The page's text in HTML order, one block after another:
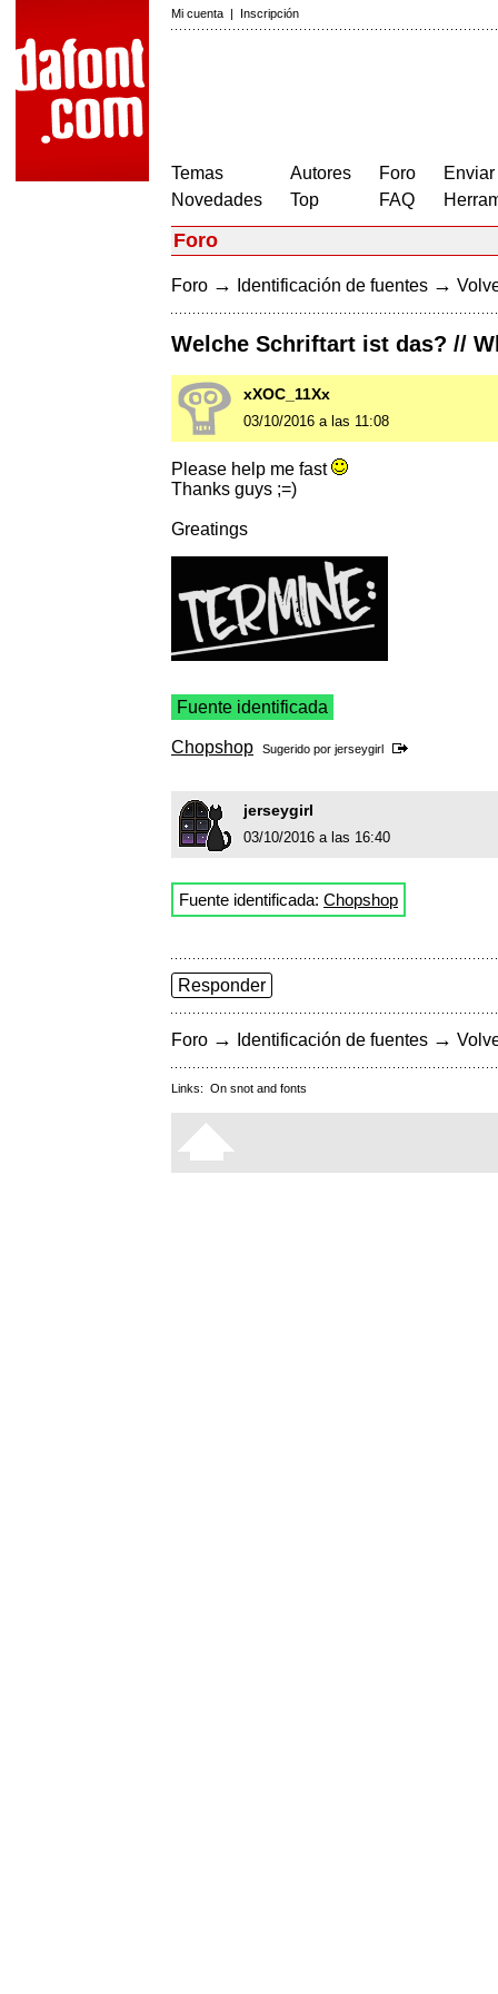
Mi cuenta | Inscripción
Temas
Novedades
Autores
Top
Foro
FAQ
Foro
Foro → Identificación de fuentes →
Welche Schriftart ist das? //
xXOC_11Xx
03/10/2016 a las 11:08
Please help me fast
Thanks guys ;=)
Greatings
Fuente identificada
Chopshop Sugerido por jerseygirl
jerseygirl
03/10/2016 a las 16:40
Fuente identificada: Chopshop
Responder
Foro → Identificación de fuentes →
Links: On snot and fonts